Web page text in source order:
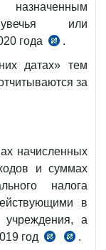
или
года
п.17
о
сумм
.
датах» тем
за
начисленных
и суммах
налога
в
учреждения, а
год
п.2 ч.4
.